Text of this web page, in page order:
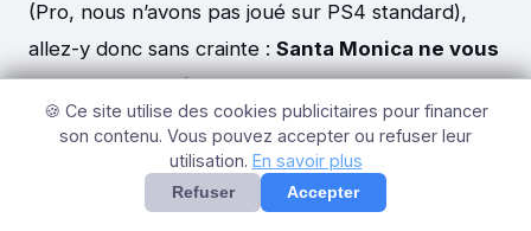
(Pro, nous n’avons pas joué sur PS4 standard),
allez-y donc sans crainte : Santa Monica ne vous
décevra pas.Découvrez ci-dessous quelques
screens de God of War Ragnarök sur PS4 Pro :
🍪 Ce site utilise des cookies publicitaires pour financer
son contenu. Vous pouvez accepter ou refuser leur
utilisation. En savoir plus
Refuser Accepter